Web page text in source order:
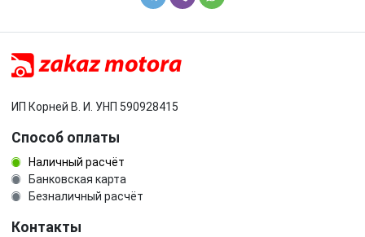
ИП Корней В. И. УНП 590928415
Способ оплаты
Наличный расчёт
Банковская карта
Безналичный расчёт
Контакты